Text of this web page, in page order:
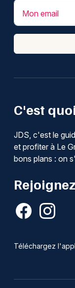
C'est
JDS, c'est le
et profiter à Le
bons plans : on
Téléchargez
Mon email